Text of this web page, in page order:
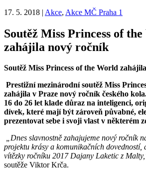
17. 5. 2018 | Akce, Akce MČ Praha 1
Soutěž Miss Princess of
zahájila nový ročník
Soutěž Miss Princess of the World
Prestižní mezinárodní soutěž Miss
zahájila v Praze nový ročník českého
16 do 26 let klade důraz na inteligenci,
dívek, které mají být zároveň půvabné,
prezentovat sebe i svoji vlast v některém
„Dnes slavnostně zahajujeme nový ročník
projektu krásy a komunikačních dovedností,
vítězky ročníku 2017 Dajany Laketic z
soutěže Viktor Krča.